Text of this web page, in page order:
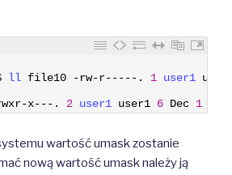
ll file10 -rw-r----- . 1 user1
-x--- . 2 user1 user1 6 Dec 1
wartość umask zostanie
nową wartość umask należy ją